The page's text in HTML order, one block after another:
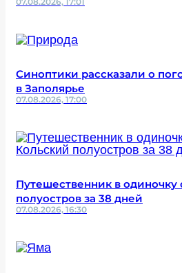
Синоптики рассказали о
в Заполярье
07.08.2026, 17:00
Путешественник в
полуостров за 38 дней
07.08.2026, 16:30